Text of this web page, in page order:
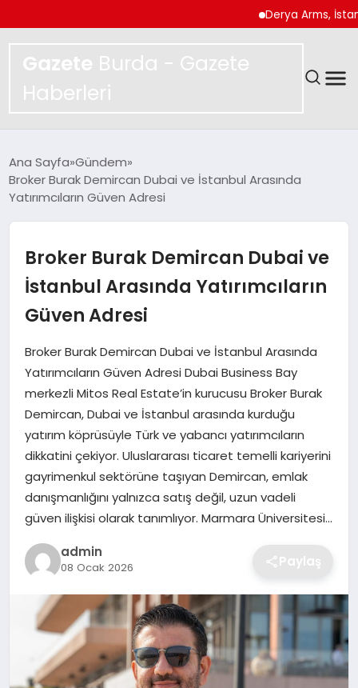
Derya Arms, İstanbul
Gazete Burda - Gazete
Haberleri
SPOR
YAŞAM
EKONOMI
TEKNOLOJI
SAĞLIK
EĞITIM
DÜNYA
SIYASET
Ana Sayfa Gündem
Broker Burak Demircan Dubai ve İstanbul Arasında
Yatırımcıların Güven Adresi
Broker Burak Demircan Dubai ve
İstanbul Arasında Yatırımcıların
Güven Adresi
Broker Burak Demircan Dubai ve İstanbul Arasında
Yatırımcıların Güven Adresi Dubai Business Bay
merkezli Mitos Real Estate’in kurucusu Broker Burak
Demircan, Dubai ve İstanbul arasında kurduğu
yatırım köprüsüyle Türk ve yabancı yatırımcıların
dikkatini çekiyor. Uluslararası ticaret temelli kariyerini
gayrimenkul sektörüne taşıyan Demircan, emlak
danışmanlığını yalnızca satış değil, uzun vadeli
güven ilişkisi olarak tanımlıyor. Marmara Üniversitesi…
admin
08 Ocak 2026 Paylaş